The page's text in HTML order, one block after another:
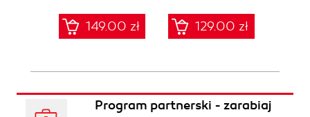
149.00 zł 129.00 zł
Program partnerski - zarabiaj